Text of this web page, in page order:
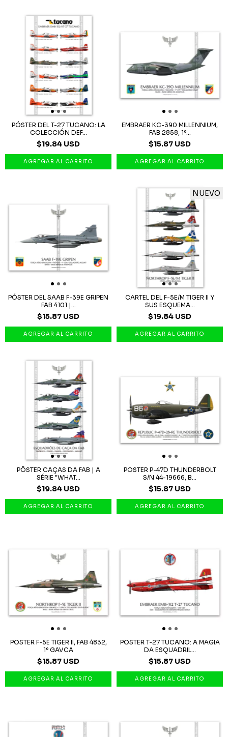
PÓSTER DEL T-27 TUCANO: LA
COLECCIÓN DEF...
$19.84 USD
EMBRAER KC-390 MILLENNIUM,
FAB 2858, 1º...
$15.87 USD
PÓSTER DEL SAAB F-39E GRIPEN
FAB 4101 |...
$15.87 USD
NUEVO
CARTEL DEL F-5E/M TIGER II Y
SUS ESQUEMA...
$19.84 USD
PÔSTER CAÇAS DA FAB | A
SÉRIE "WHAT...
$19.84 USD
POSTER P-47D THUNDERBOLT
S/N 44-19666, B...
$15.87 USD
POSTER F-5E TIGER II, FAB 4832,
1º GAVCA
$15.87 USD
POSTER T-27 TUCANO: A MAGIA
DA ESQUADRIL...
$15.87 USD